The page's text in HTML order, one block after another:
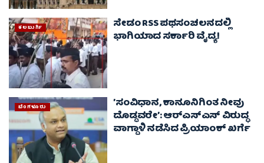
ಕಲಬುರ್ಗಿ ಸೇಡಂ RSS ಪಥಸಂಚಲನದಲ್ಲಿ
ಭಾಗಿಯಾದ ಸರ್ಕಾರಿ ವೈದ್ಯ!
ಬೆಂಗಳೂರು ʼಸಂವಿಧಾನ, ಕಾನೂನಿಗಿಂತ ನೀವು
ದೊಡ್ಡವರೇʼ: ಆರ್‌ಎಸ್‌ಎಸ್‌ ವಿರುದ್ಧ
ವಾಗ್ದಾಳಿ ನಡೆಸಿದ ಪ್ರಿಯಾಂಕ್ ಖರ್ಗೆ